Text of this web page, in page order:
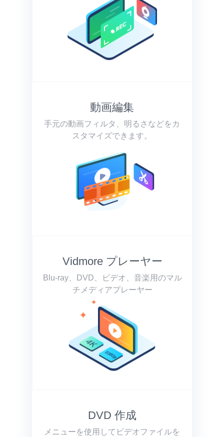
動画編集
手元の動画フィルタ、明るさなどをカ
スタマイズできます。
Vidmore プレーヤー
Blu-ray、DVD、ビデオ、音楽用のマル
チメディアプレーヤー
DVD 作成
メニューを使用してビデオファイルを